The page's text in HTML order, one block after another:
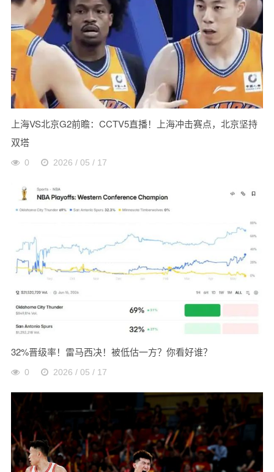
上海VS北京G2前瞻：CCTV5直播！上海冲击赛点，北京坚持
双塔
0 2026 / 05 / 17
32%晋级率！雷马西决！被低估一方？你看好谁？
0 2026 / 05 / 17